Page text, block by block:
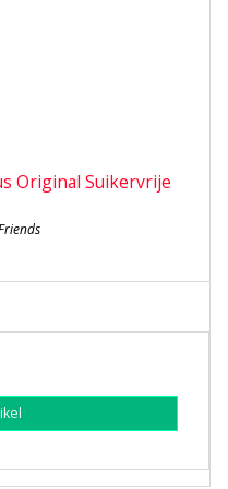
Original Suikervrije